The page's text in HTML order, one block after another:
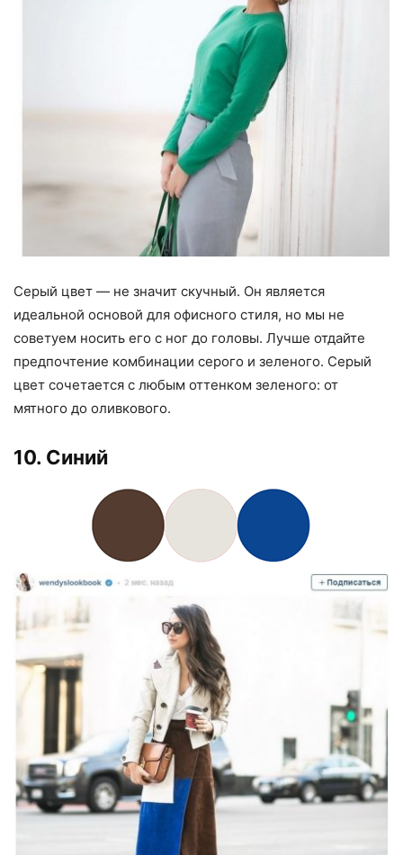
Серый цвет — не значит скучный. Он является
идеальной основой для офисного стиля, но мы не
советуем носить его с ног до головы. Лучше отдайте
предпочтение комбинации серого и зеленого. Серый
цвет сочетается с любым оттенком зеленого: от
мятного до оливкового.
10. Синий